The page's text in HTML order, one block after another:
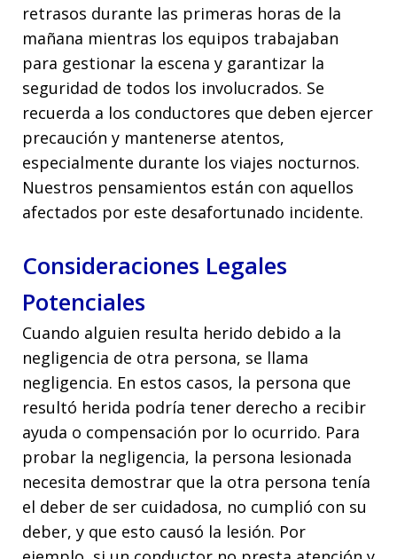
retrasos durante las primeras horas de la
mañana mientras los equipos trabajaban
para gestionar la escena y garantizar la
seguridad de todos los involucrados. Se
recuerda a los conductores que deben ejercer
precaución y mantenerse atentos,
especialmente durante los viajes nocturnos.
Nuestros pensamientos están con aquellos
afectados por este desafortunado incidente.
Consideraciones Legales
Potenciales
Cuando alguien resulta herido debido a la
negligencia de otra persona, se llama
negligencia. En estos casos, la persona que
resultó herida podría tener derecho a recibir
ayuda o compensación por lo ocurrido. Para
probar la negligencia, la persona lesionada
necesita demostrar que la otra persona tenía
el deber de ser cuidadosa, no cumplió con su
deber, y que esto causó la lesión. Por